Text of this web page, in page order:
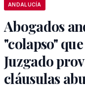
ANDALUCÍA
Abogados
"colapso"
Juzgado
cláusulas